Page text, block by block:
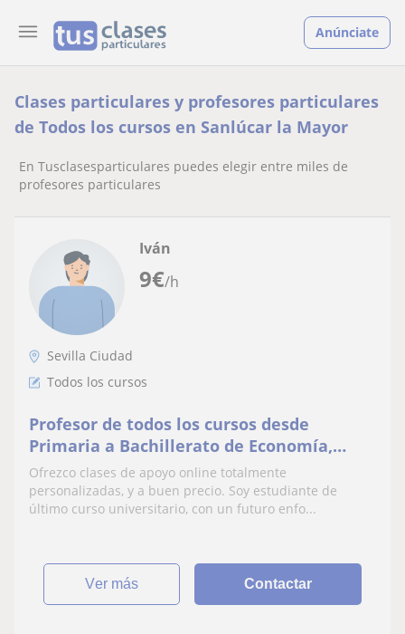
Anúnciate
Clases particulares y profesores particulares
de Todos los cursos en Sanlúcar la Mayor
En Tusclasesparticulares puedes elegir entre miles de
profesores particulares
9€/h
Iván
Sevilla Ciudad
Todos los cursos
Profesor de todos los cursos desde
Primaria a Bachillerato de Economía,
Empresa y Matemáticas
Ofrezco clases de apoyo online totalmente
personalizadas, y a buen precio. Soy estudiante de
último curso universitario, con un futuro enfo...
ver más Contactar